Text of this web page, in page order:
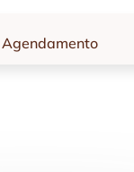
Agendamento